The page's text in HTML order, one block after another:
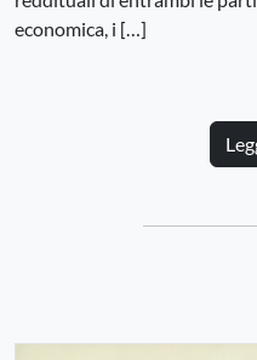
economica, i […]